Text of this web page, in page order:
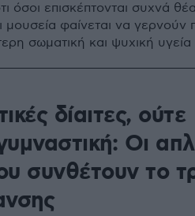
όσοι επισκέπτονται συχνά
φαίνεται να γερνούν
σωματική και ψυχική υγεία
δίαιτες, ούτε
Οι
συνθέτουν το